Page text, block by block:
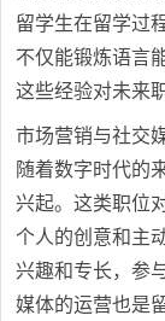
留学生在留学过
不仅能锻炼语言
这些经验对未来
市场营销与社交
随着数字时代的
兴起。这类职位
个人的创意和主
兴趣和专长，参
媒体的运营也是